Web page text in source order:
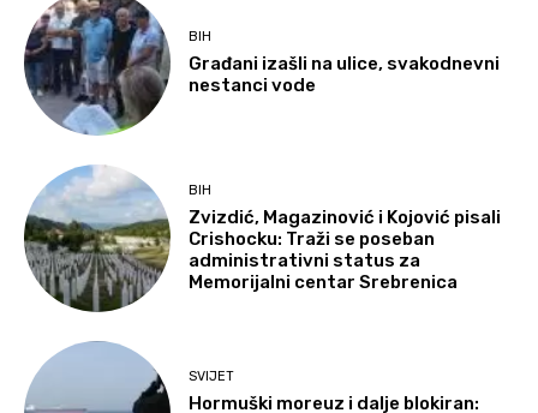
BIH
Građani izašli na ulice, svakodnevni
nestanci vode
BIH
Zvizdić, Magazinović i Kojović pisali
Crishocku: Traži se poseban
administrativni status za
Memorijalni centar Srebrenica
SVIJET
Hormuški moreuz i dalje blokiran: